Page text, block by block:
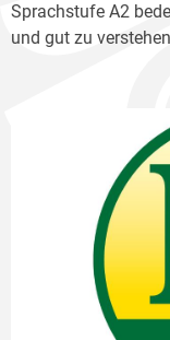
Sprachstufe A2
und gut zu